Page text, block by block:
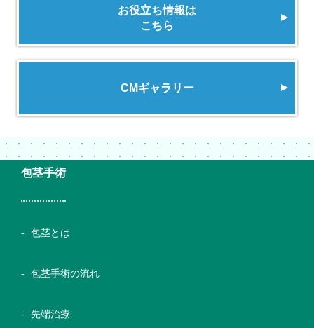
お役立ち情報は
こちら
CMギャラリー
包茎手術
包茎とは
包茎手術の流れ
先端治療